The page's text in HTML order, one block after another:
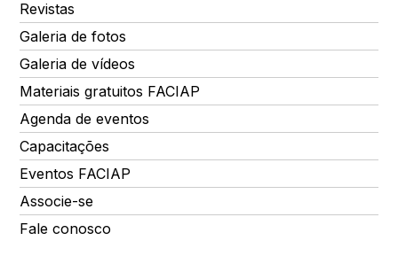
Revistas
Galeria de fotos
Galeria de vídeos
Materiais gratuitos FACIAP
Agenda de eventos
Capacitações
Eventos FACIAP
Associe-se
Fale conosco